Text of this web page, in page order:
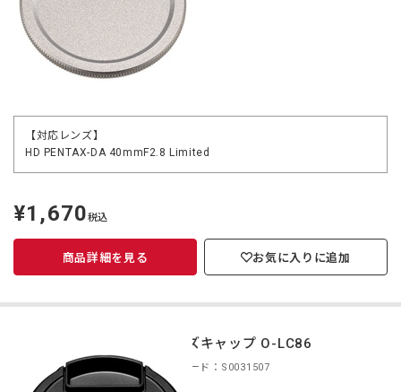
【対応レンズ】
HD PENTAX-DA 40mmF2.8 Limited
定
価
¥1,670税込
商品詳細を見る お気に入りに追加
レンズキャップ O-LC86
商品コード：S0031507